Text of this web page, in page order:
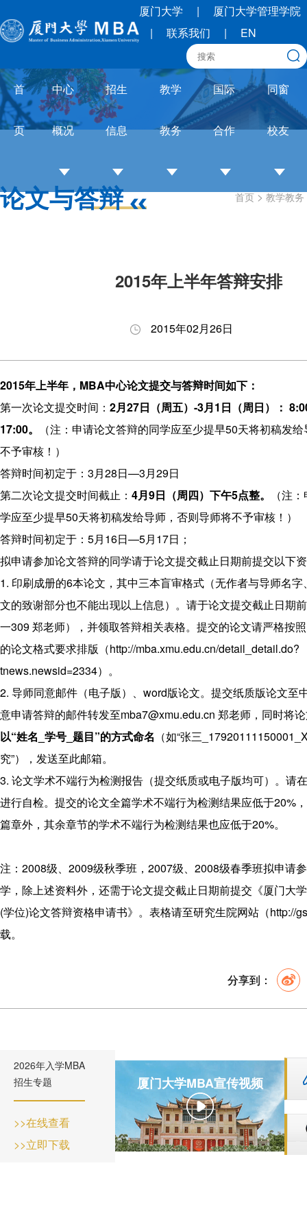
厦门大学 |
厦门大学管理学院
|
联系我们 | EN
首
页
中心
概况
中
念
项
目
师
资
力
量
发
展
历
程
联
系
我
们
招生
信息
招
招
态
申
请
指
招
生
问
答
教学
教务
论文
辩
BDP
项目
下载
专区
与助
学
国际
合作
OneMBA
同窗
校友
校
合
业
论文与答辩 首页 > 教学教务
2015年上半年答辩安排
2015年02月26日
2015年上半年，MBA中心论文提交与答辩时间如下：
第一次论文提交时间： 2月27日（周五）-3月1日（周日）：
17:00。
（注：申请论文答辩的同学应至少提早50天将初稿发
不予审核！）
答辩时间初定于：3月28日—3月29日
第二次论文提交时间截止： 4月9日（周四）下午5点整。
（注
学应至少提早50天将初稿发给导师，否则导师将不予审核！）
答辩时间初定于：5月16日—5月17日；
拟申请参加论文答辩的同学请于论文提交截止日期前提交以下
1. 印刷成册的6本论文，其中三本盲审格式（无作者与导师名
文的致谢部分也不能出现以上信息）。请于论文提交截止日期
一309 郑老师），并领取答辩相关表格。提交的论文请严格按
的论文格式要求排版（http://mba.xmu.edu.cn/detail_detail.do?
tnews.newsid=2334）。
2. 导师同意邮件（电子版）、word版论文。提交纸质版论文至
意申请答辩的邮件转发至mba7@xmu.edu.cn 郑老师，同时将
以“姓名 学号 题目”的方式命名 （如“张三
究”），发送至此邮箱。
3. 论文学术不端行为检测报告（提交纸质或电子版均可）。请
进行自检。提交的论文全篇学术不端行为检测结果应低于20%
篇章外，其余章节的学术不端行为检测结果也应低于20%。
注：2008级、2009级秋季班，2007级、2008级春季班拟申请
学，除上述资料外，还需于论文提交截止日期前提交《厦门大
(学位)论文答辩资格申请书》。表格请至研究生院网站（http://
载。
分享到：
2026年入学MBA
招生专题
>>在线查看
>>立即下载
厦门大学MBA宣传视频